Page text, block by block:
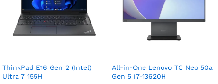
ThinkPad E16 Gen 2 (Intel)
Ultra 7 155H
All-in-One Lenovo TC Neo 50a
Gen 5 i7-13620H